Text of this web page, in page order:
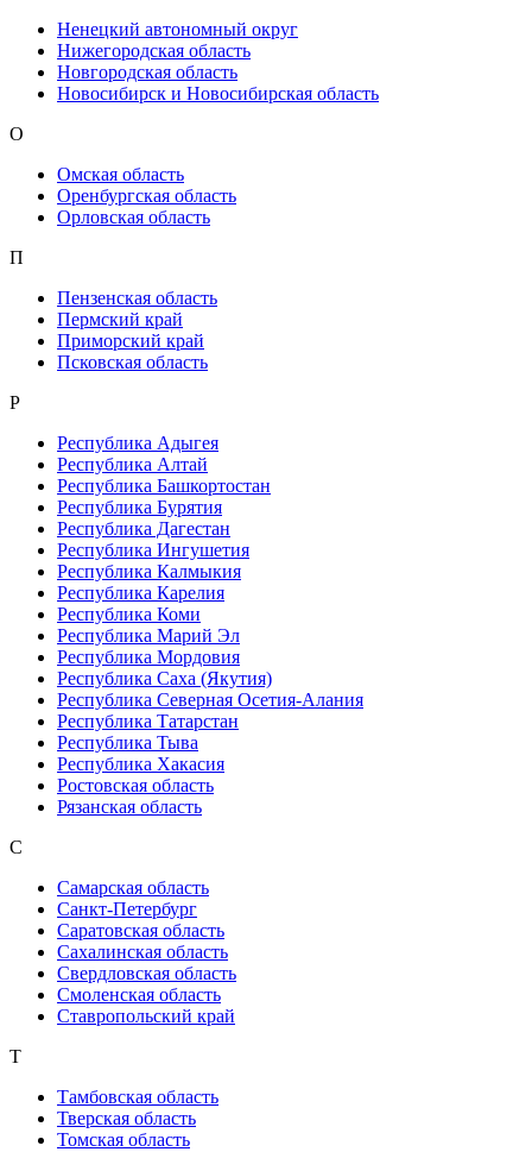
Ненецкий автономный округ
Нижегородская область
Новгородская область
Новосибирск и Новосибирская область
О
Омская область
Оренбургская область
Орловская область
П
Пензенская область
Пермский край
Приморский край
Псковская область
Р
Республика Адыгея
Республика Алтай
Республика Башкортостан
Республика Бурятия
Республика Дагестан
Республика Ингушетия
Республика Калмыкия
Республика Карелия
Республика Коми
Республика Марий Эл
Республика Мордовия
Республика Саха (Якутия)
Республика Северная Осетия-Алания
Республика Татарстан
Республика Тыва
Республика Хакасия
Ростовская область
Рязанская область
С
Самарская область
Санкт-Петербург
Саратовская область
Сахалинская область
Свердловская область
Смоленская область
Ставропольский край
Т
Тамбовская область
Тверская область
Томская область